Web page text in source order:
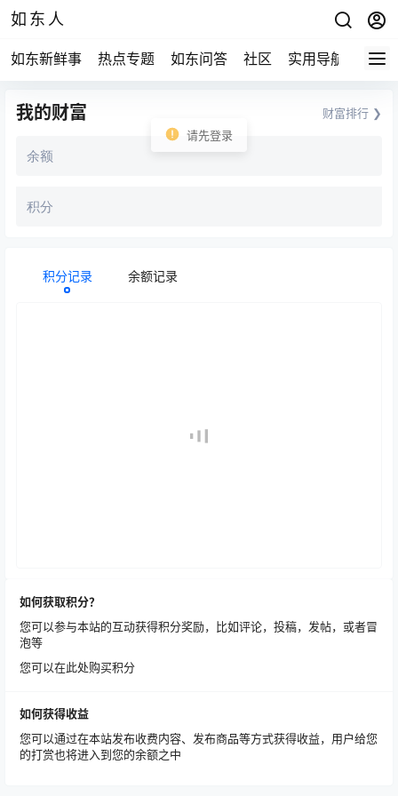
如东人
如东新鲜事 热点专题 如东问答 社区 实用导航 如东
我的财富 财富排行 ❯
余额
积分
积分记录 余额记录
如何获取积分？
您可以参与本站的互动获得积分奖励，比如评论，投稿，发帖，或者冒
泡等
您可以在此处购买积分
如何获得收益
您可以通过在本站发布收费内容、发布商品等方式获得收益，用户给您
的打赏也将进入到您的余额之中
请先登录